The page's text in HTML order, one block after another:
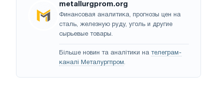
metallurgprom.org
Финансовая аналитика, прогнозы цен на
сталь, железную руду, уголь и другие
сырьевые товары.
Більше новин та аналітики на телеграм-
каналі Металургпром.